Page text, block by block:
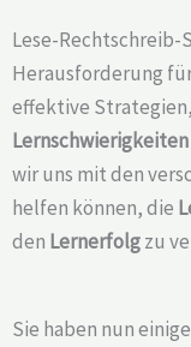
Lese-Rechtschreib-
Herausforderung
effektive
Lernschwierigkeiten
wir uns mit den
helfen können, die
den Lernerfolgzu
Sie haben nun